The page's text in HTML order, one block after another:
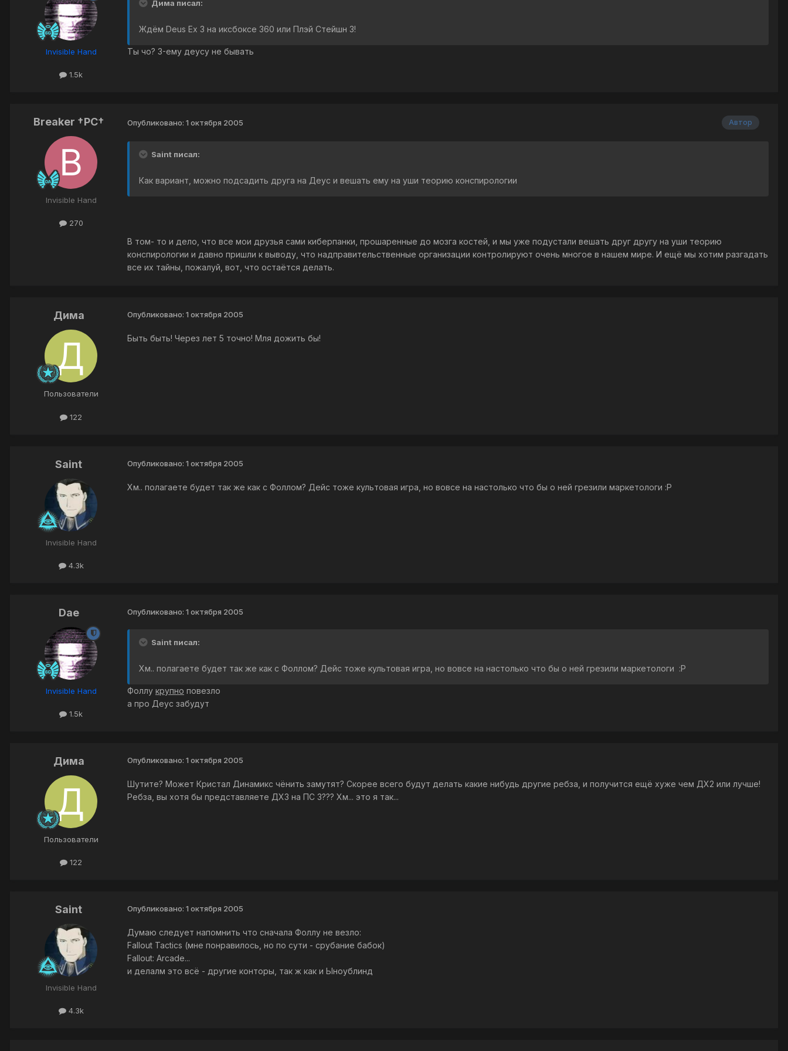
Invisible Hand
1.5k
Дима писал:
Ждём Deus Ex 3 на иксбоксе 360 или Плэй Стейшн 3!
Ты чо? 3-ему деусу не бывать
Breaker †PC†
Invisible Hand
270
Автор
Опубликовано: 1 октября 2005
Saint писал:
Как вариант, можно подсадить друга на Деус и вешать ему на уши теорию конспирологии
В том- то и дело, что все мои друзья сами киберпанки, прошаренные до мозга костей, и мы уже подустали вешать друг другу на уши теорию
конспирологии и давно пришли к выводу, что надправительственные организации контролируют очень многое в нашем мире. И ещё мы хотим разгадать
все их тайны, пожалуй, вот, что остаётся делать.
Дима
Пользователи
122
Опубликовано: 1 октября 2005
Быть быть! Через лет 5 точно! Мля дожить бы!
Saint
Invisible Hand
4.3k
Опубликовано: 1 октября 2005
Хм.. полагаете будет так же как с Фоллом? Дейс тоже культовая игра, но вовсе на настолько что бы о ней грезили маркетологи :P
Dae
Invisible Hand
1.5k
Опубликовано: 1 октября 2005
Saint писал:
Хм.. полагаете будет так же как с Фоллом? Дейс тоже культовая игра, но вовсе на настолько что бы о ней грезили маркетологи :P
Фоллу крупно повезло
а про Деус забудут
Дима
Пользователи
122
Опубликовано: 1 октября 2005
Шутите? Может Кристал Динамикс чёнить замутят? Скорее всего будут делать какие нибудь другие ребза, и получится ещё хуже чем ДХ2 или лучше!
Ребза, вы хотя бы представляете ДХ3 на ПС 3??? Хм... это я так...
Saint
Invisible Hand
4.3k
Опубликовано: 1 октября 2005
Думаю следует напомнить что сначала Фоллу не везло:
Fallout Tactics (мне понравилось, но по сути - срубание бабок)
Fallout: Arcade...
и делалм это всё - другие конторы, так ж как и Ыноублинд